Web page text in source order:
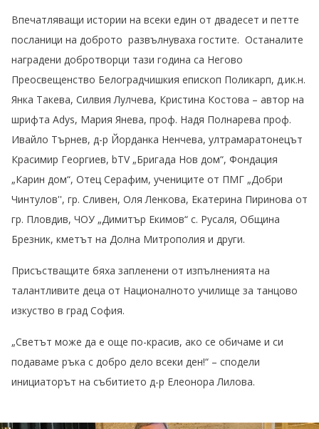
Впечатляващи истории на всеки един от двадесет и петте
посланици на доброто развълнуваха гостите. Останалите
наградени добротворци тази година са Негово
Преосвещенство Белоградчишкия епископ Поликарп, д.ик.н.
Янка Такева, Силвия Лулчева, Кристина Костова – автор на
шрифта Adys, Мария Янева, проф. Надя Полнарева проф.
Ивайло Търнев, д-р Йорданка Ненчева, ултрамаратонецът
Красимир Георгиев, bTV „Бригада Нов дом“, Фондация
„Карин дом“, Отец Серафим, учениците от ПМГ „Добри
Чинтулов'', гр. Сливен, Оля Ленкова, Екатерина Пиринова от
гр. Пловдив, ЧОУ „Димитър Екимов“ с. Русаля, Община
Брезник, кметът на Долна Митрополия и други.
Присъстващите бяха запленени от изпълненията на
талантливите деца от Националното училище за танцово
изкуство в град София.
„Светът може да е още по-красив, ако се обичаме и си
подаваме ръка с добро дело всеки ден!“ – сподели
инициаторът на събитието д-р Елеонора Лилова.